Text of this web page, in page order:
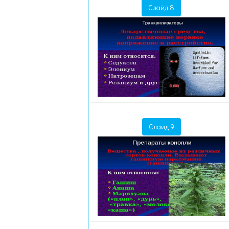
Слайд 8
Слайд 9